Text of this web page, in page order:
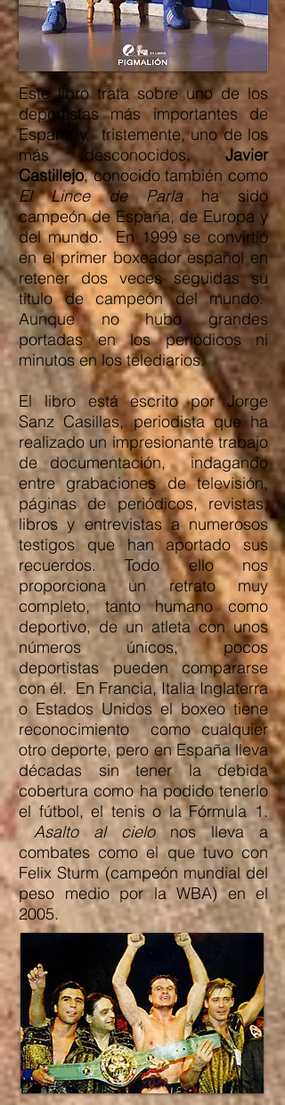
Este libro trata sobre uno de los
deportistas más importantes de
España y, tristemente, uno de los
más desconocidos. Javier
Castillejo, conocido también como
El Lince de Parlaha sido
campeón de España, de Europa y
del mundo. En 1999 se convirtió
en el primer boxeador español en
retener dos veces seguidas su
título de campeón del mundo.
Aunque no hubo grandes
portadas en los periódicos ni
minutos en los telediarios.
El libro está escrito por Jorge
Sanz Casillas, periodista que ha
realizado un impresionante trabajo
de documentación, indagando
entre grabaciones de televisión,
páginas de periódicos, revistas,
libros y entrevistas a numerosos
testigos que han aportado sus
recuerdos. Todo ello nos
proporciona un retrato muy
completo, tanto humano como
deportivo, de un atleta con unos
números únicos, pocos
deportistas pueden compararse
con él. En Francia, Italia Inglaterra
o Estados Unidos el boxeo tiene
reconocimiento como cualquier
otro deporte, pero en España lleva
décadas sin tener la debida
cobertura como ha podido tenerlo
el fútbol, el tenis o la Fórmula 1.
Asalto al cielonos lleva a
combates como el que tuvo con
Felix Sturm (campeón mundial del
peso medio por la WBA) en el
2005.